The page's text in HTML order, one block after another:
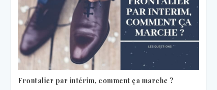
Frontalier par intérim, comment ça marche ?